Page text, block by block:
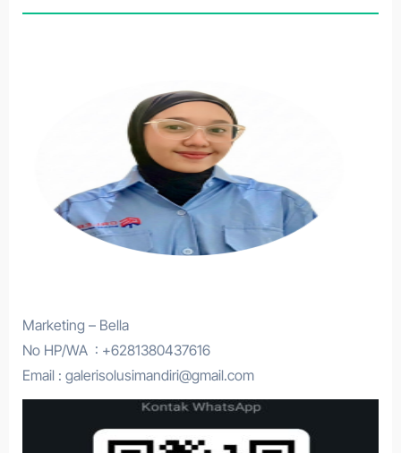
Marketing – Bella
No HP/WA : +6281380437616
Email : galerisolusimandiri@gmail.com